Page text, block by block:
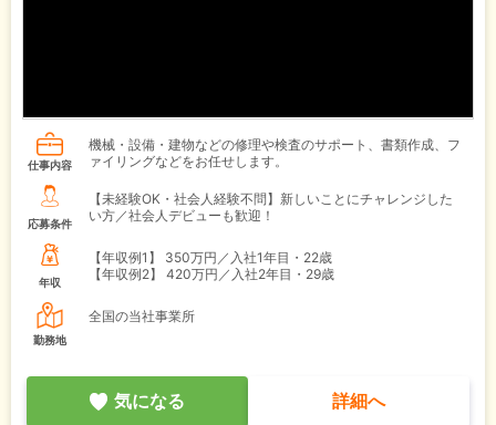
仕事内容
機械・設備・建物などの修理や検査のサポート、書類作成、フ
ァイリングなどをお任せします。
応募条件
【未経験OK・社会人経験不問】新しいことにチャレンジした
い方／社会人デビューも歓迎！
年収
【年収例1】
350万円／入社1年目・22歳
【年収例2】
420万円／入社2年目・29歳
勤務地
全国の当社事業所
気になる 詳細へ